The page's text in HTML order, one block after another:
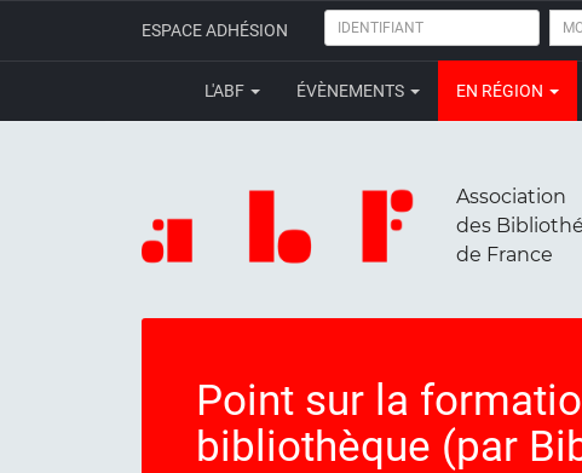
ESPACE ADHÉSION IDENTIFIANT
L'ABF ÉVÈNEMENTS EN RÉGION
Association
des
de France
Point sur la
bibliothèque (par